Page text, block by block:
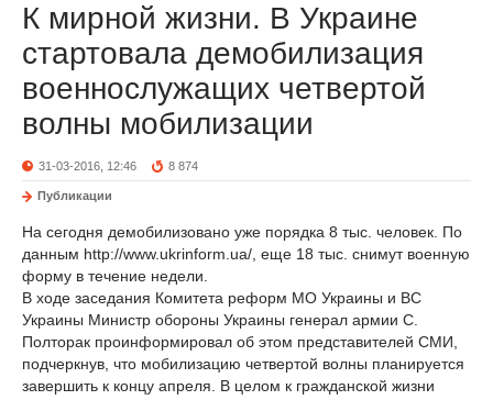
К мирной жизни. В Украине
стартовала демобилизация
военнослужащих четвертой
волны мобилизации
31-03-2016, 12:46 8 874
Публикации
На сегодня демобилизовано уже порядка 8 тыс. человек. По
данным http://www.ukrinform.ua/, еще 18 тыс. снимут военную
форму в течение недели.
В ходе заседания Комитета реформ МО Украины и ВС
Украины Министр обороны Украины генерал армии С.
Полторак проинформировал об этом представителей СМИ,
подчеркнув, что мобилизацию четвертой волны планируется
завершить к концу апреля. В целом к гражданской жизни